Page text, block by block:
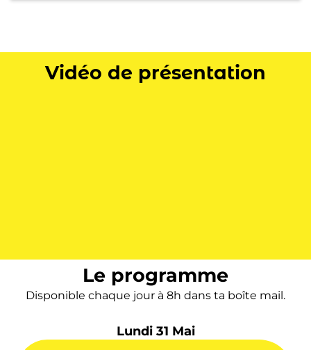
Vidéo de présentation
Le programme
Disponible chaque jour à 8h dans ta boîte mail.
Lundi 31 Mai